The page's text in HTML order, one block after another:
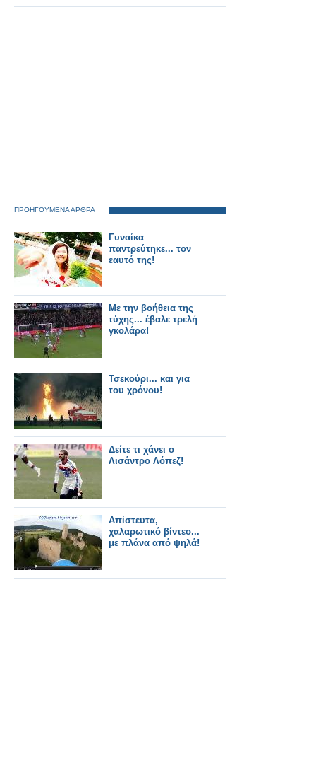
ΠΡΟΗΓΟΥΜΕΝΑ ΑΡΘΡΑ
Γυναίκα
παντρεύτηκε... τον
εαυτό της!
Με την βοήθεια της
τύχης... έβαλε τρελή
γκολάρα!
Τσεκούρι... και για
του χρόνου!
Δείτε τι χάνει ο
Λισάντρο Λόπεζ!
Απίστευτα,
χαλαρωτικό βίντεο...
με πλάνα από ψηλά!